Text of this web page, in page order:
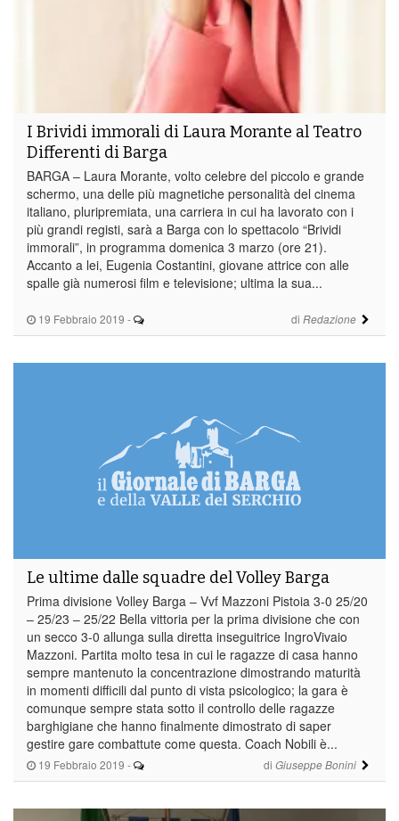
19 Febbraio 2019 - di Redazione
I Brividi immorali di Laura Morante al Teatro
Differenti di Barga
BARGA – Laura Morante, volto celebre del piccolo e grande
schermo, una delle più magnetiche personalità del cinema
italiano, pluripremiata, una carriera in cui ha lavorato con i
più grandi registi, sarà a Barga con lo spettacolo “Brividi
immorali”, in programma domenica 3 marzo (ore 21).
Accanto a lei, Eugenia Costantini, giovane attrice con alle
spalle già numerosi film e televisione; ultima la sua...
19 Febbraio 2019 - di Giuseppe Bonini
Le ultime dalle squadre del Volley Barga
Prima divisione Volley Barga – Vvf Mazzoni Pistoia 3-0 25/20
– 25/23 – 25/22 Bella vittoria per la prima divisione che con
un secco 3-0 allunga sulla diretta inseguitrice IngroVivaio
Mazzoni. Partita molto tesa in cui le ragazze di casa hanno
sempre mantenuto la concentrazione dimostrando maturità
in momenti difficili dal punto di vista psicologico; la gara è
comunque sempre stata sotto il controllo delle ragazze
barghigiane che hanno finalmente dimostrato di saper
gestire gare combattute come questa. Coach Nobili è...